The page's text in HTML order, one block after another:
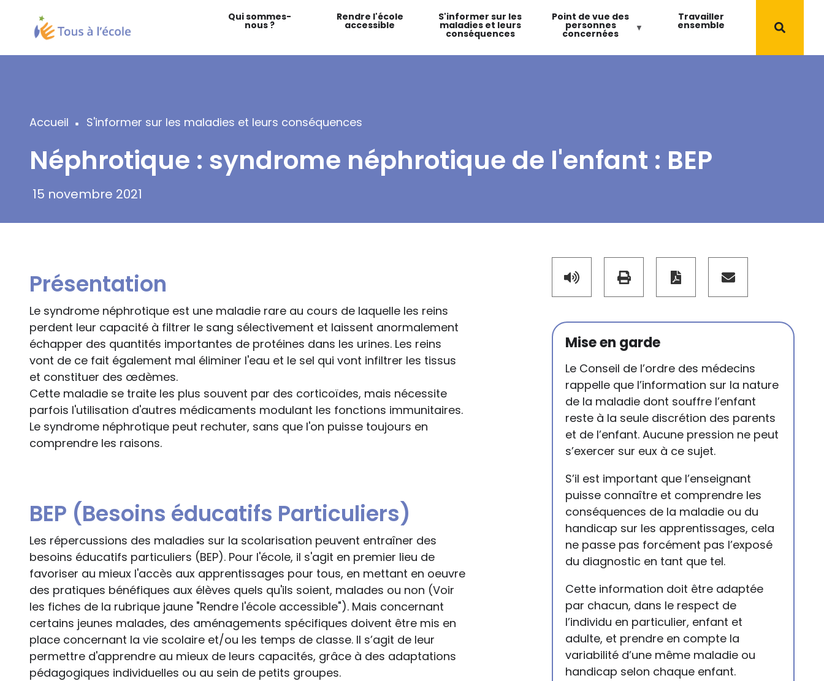
contenu
principal
Qui sommes-
nous ?
Rendre l'école
accessible
S'informer sur les
maladies et leurs
conséquences
Point de vue des
personnes
concernées
Travailler
ensemble
Fil
d'Ariane
Accueil S'informer sur les maladies et leurs conséquences
Néphrotique : syndrome néphrotique de l'enfant : BEP
15 novembre 2021
Présentation
Le syndrome néphrotique est une maladie rare au cours de laquelle les reins
perdent leur capacité à filtrer le sang sélectivement et laissent anormalement
échapper des quantités importantes de protéines dans les urines. Les reins
vont de ce fait également mal éliminer l'eau et le sel qui vont infiltrer les tissus
et constituer des œdèmes.
Cette maladie se traite les plus souvent par des corticoïdes, mais nécessite
parfois l'utilisation d'autres médicaments modulant les fonctions immunitaires.
Le syndrome néphrotique peut rechuter, sans que l'on puisse toujours en
comprendre les raisons.
BEP (Besoins éducatifs Particuliers)
Les répercussions des maladies sur la scolarisation peuvent entraîner des
besoins éducatifs particuliers (BEP). Pour l'école, il s'agit en premier lieu de
favoriser au mieux l'accès aux apprentissages pour tous, en mettant en oeuvre
des pratiques bénéfiques aux élèves quels qu'ils soient, malades ou non (Voir
les fiches de la rubrique jaune "Rendre l'école accessible"). Mais concernant
certains jeunes malades, des aménagements spécifiques doivent être mis en
place concernant la vie scolaire et/ou les temps de classe. Il s’agit de leur
permettre d'apprendre au mieux de leurs capacités, grâce à des adaptations
pédagogiques individuelles ou au sein de petits groupes.
Mise en garde
Le Conseil de l’ordre des médecins
rappelle que l’information sur la nature
de la maladie dont souffre l’enfant
reste à la seule discrétion des parents
et de l’enfant. Aucune pression ne peut
s’exercer sur eux à ce sujet.
S’il est important que l’enseignant
puisse connaître et comprendre les
conséquences de la maladie ou du
handicap sur les apprentissages, cela
ne passe pas forcément pas l’exposé
du diagnostic en tant que tel.
Cette information doit être adaptée
par chacun, dans le respect de
l’individu en particulier, enfant et
adulte, et prendre en compte la
variabilité d’une même maladie ou
handicap selon chaque enfant.